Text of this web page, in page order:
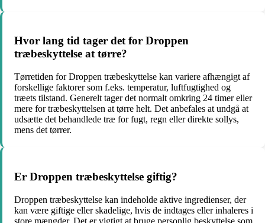
Hvor lang tid tager det for Droppen
træbeskyttelse at tørre?
Tørretiden for Droppen træbeskyttelse kan variere afhængigt af
forskellige faktorer som f.eks. temperatur, luftfugtighed og
træets tilstand. Generelt tager det normalt omkring 24 timer eller
mere for træbeskyttelsen at tørre helt. Det anbefales at undgå at
udsætte det behandlede træ for fugt, regn eller direkte sollys,
mens det tørrer.
Er Droppen træbeskyttelse giftig?
Droppen træbeskyttelse kan indeholde aktive ingredienser, der
kan være giftige eller skadelige, hvis de indtages eller inhaleres i
store mængder. Det er vigtigt at bruge personlig beskyttelse som